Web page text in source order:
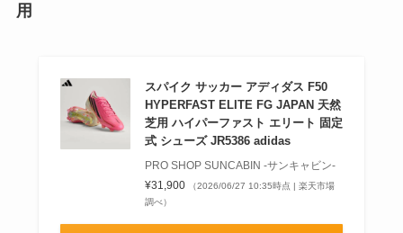
用
スパイク サッカー アディダス F50
HYPERFAST ELITE FG JAPAN 天然
芝用 ハイパーファスト エリート 固定
式 シューズ JR5386 adidas
PRO SHOP SUNCABIN -サンキャビン-
¥31,900
（2026/06/27 10:35時点 | 楽天市場
調べ）